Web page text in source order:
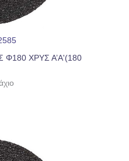
Φ180 ΧΡΥΣ Α’Α'(180